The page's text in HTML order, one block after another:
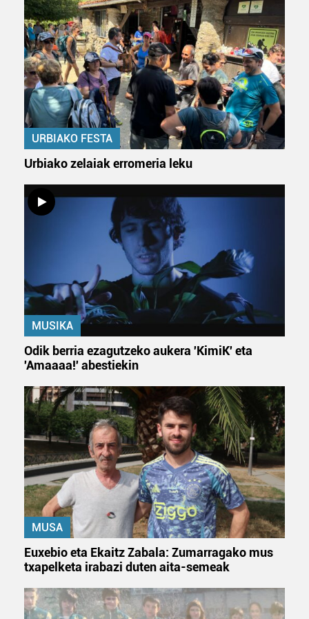
interes komertzial legitimoetan babesten dira. Ikusi gure
bazkideen zerrenda, beren ustez zein helburutarako
duten interes legitimoa eta horren aurka nola egin
dezakezun ikusteko.
Lortu zure datu pertsonalak prozesatzeko moduari
buruzko informazio gehiago eta ezarri zure lehentasunak
datuen atalean. Edozein unetan alda edo ken dezakezu
zure baimena Cookieen adierazpenean.
Webgune honek cookie propioak eta hirugarrenen cookie-
fitxategiak erabiltzen ditu. Zure esperientzia eta
zerbitzuak hobetzeko asmoz, cookie teknologiaz
baliatzen gara. Ohar hau onartuz gero, teknologia hori
erabiltzeko baimen esplizitua ematen diguzu.Gehiago
URBIAKO FESTA
Urbiako zelaiak erromeria leku
MUSIKA
Odik berria ezagutzeko aukera 'KimiK' eta
'Amaaaa!' abestiekin
MUSA
Euxebio eta Ekaitz Zabala: Zumarragako mus
txapelketa irabazi duten aita-semeak